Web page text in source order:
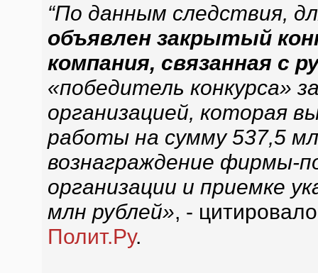
“По данным следствия,
объявлен закрытый
компания, связанная с
«победитель конкурса»
организацией, которая
работы на сумму 537,5
вознаграждение фирмы-
организации и приемке
млн рублей», -
Полит.Ру.